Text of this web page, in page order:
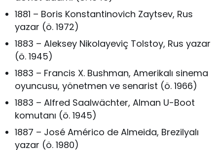
1881 – Boris Konstantinovich Zaytsev, Rus
yazar (ö. 1972)
1883 – Aleksey Nikolayeviç Tolstoy, Rus yazar
(ö. 1945)
1883 – Francis X. Bushman, Amerikalı sinema
oyuncusu, yönetmen ve senarist (ö. 1966)
1883 – Alfred Saalwächter, Alman U-Boot
komutanı (ö. 1945)
1887 – José Américo de Almeida, Brezilyalı
yazar (ö. 1980)